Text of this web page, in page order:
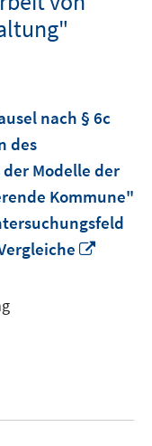
nach § 6c
des
Modelle der
Kommune"